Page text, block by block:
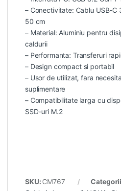
– Conectivitate: Cablu USB-C
50 cm
– Material: Aluminiu pentru
caldurii
– Performanta: Transferuri
– Design compact si portabil
– Usor de utilizat, fara
suplimentare
– Compatibilitate larga cu
SSD-uri M.2
SKU: CM767